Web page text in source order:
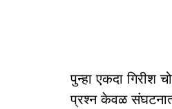
पुन्हा एकदा गिरीश
प्रश्न केवळ